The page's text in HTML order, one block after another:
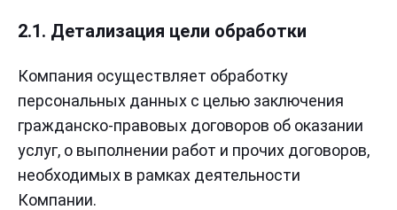
2.1. Детализация цели обработки
Компания осуществляет обработку
персональных данных с целью заключения
гражданско-правовых договоров об оказании
услуг, о выполнении работ и прочих договоров,
необходимых в рамках деятельности
Компании.